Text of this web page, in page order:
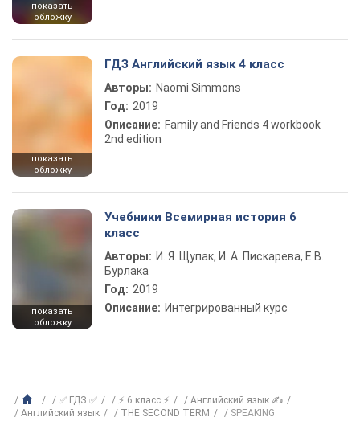
показать
обложку
показать
обложку
ГДЗ Английский язык 4 класс
Авторы: Naomi Simmons
Год: 2019
Описание: Family and Friends 4 workbook
2nd edition
показать
обложку
Учебники Всемирная история 6
класс
Авторы: И. Я. Щупак, И. А. Пискарева, Е.В.
Бурлака
Год: 2019
Описание: Интегрированный курс
✅ ГДЗ ✅ ⚡ 6 класс ⚡
Английский язык ✍
Английский язык
THE SECOND TERM SPEAKING